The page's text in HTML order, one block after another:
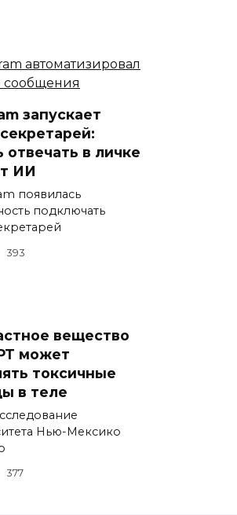
запускает
отвечать в личке
ИИ
появилась
подключать
393
вещество
может
токсичные
в теле
Нью-Мексико
377